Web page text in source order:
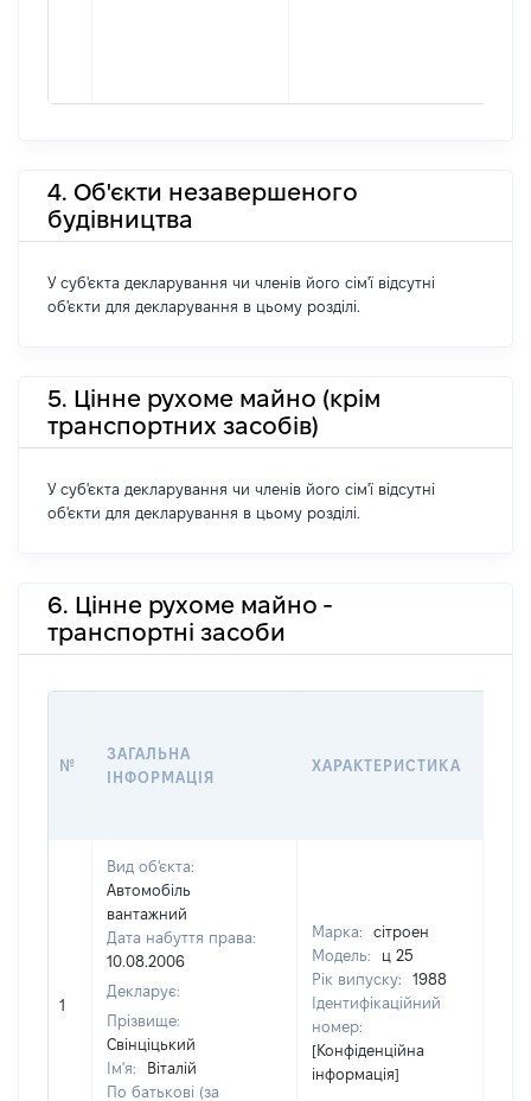
4. Об'єкти незавершеного
будівництва
У суб'єкта декларування чи членів його сім'ї відсутні
об'єкти для декларування в цьому розділі.
5. Цінне рухоме майно (крім
транспортних засобів)
У суб'єкта декларування чи членів його сім'ї відсутні
об'єкти для декларування в цьому розділі.
6. Цінне рухоме майно -
транспортні засоби
№
ЗАГАЛЬНА
ІНФОРМАЦІЯ
ХАРАКТЕРИСТИКА
1
Вид об'єкта:
Автомобіль
вантажний
Дата набуття права:
10.08.2006
Декларує:
Прізвище:
Свінціцький
Ім'я:
Віталій
По батькові (за
Марка:
сітроен
Модель:
ц 25
Рік випуску:
1988
Ідентифікаційний
номер:
[Конфіденційна
інформація]